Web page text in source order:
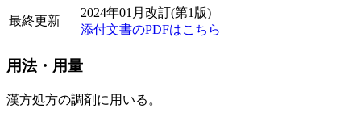
最終更新
2024年01月改訂(第1版)
添付文書のPDFはこちら
用法・用量
漢方処方の調剤に用いる。